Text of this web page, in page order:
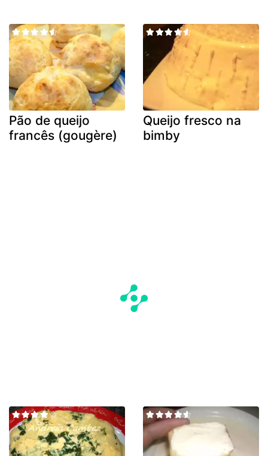
Pão de queijo
francês (gougère)
Queijo fresco na
bimby